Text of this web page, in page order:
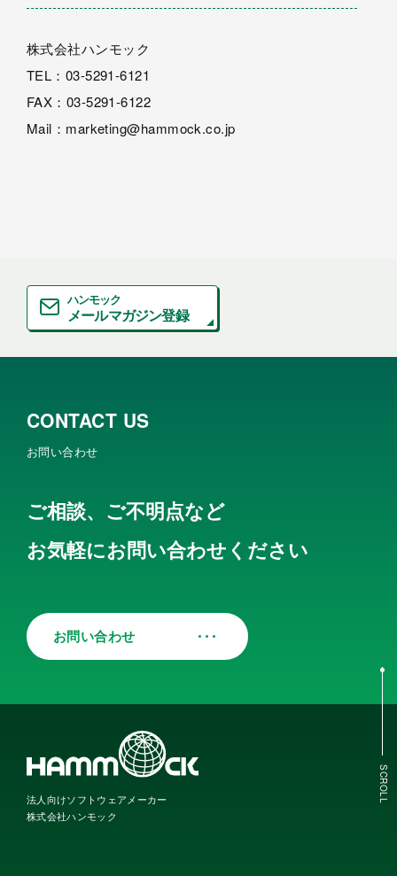
株式会社ハンモック
TEL：03-5291-6121
FAX：03-5291-6122
Mail：marketing@hammock.co.jp
ハンモック
メールマガジン登録
CONTACT US
お問い合わせ
ご相談、ご不明点など
お気軽にお問い合わせください
お問い合わせ
SCROLL
法人向けソフトウェアメーカー
株式会社ハンモック